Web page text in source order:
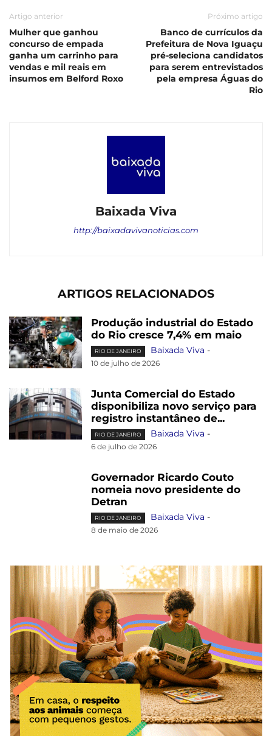
Artigo anterior
Mulher que ganhou
concurso de empada
ganha um carrinho para
vendas e mil reais em
insumos em Belford Roxo
Próximo artigo
Banco de currículos da
Prefeitura de Nova Iguaçu
pré-seleciona candidatos
para serem entrevistados
pela empresa Águas do
Rio
Baixada Viva
http://baixadavivanoticias.com
ARTIGOS RELACIONADOS
Produção industrial do Estado
do Rio cresce 7,4% em maio
RIO DE JANEIRO Baixada Viva -
10 de julho de 2026
Junta Comercial do Estado
disponibiliza novo serviço para
registro instantâneo de...
RIO DE JANEIRO Baixada Viva -
6 de julho de 2026
Governador Ricardo Couto
nomeia novo presidente do
Detran
RIO DE JANEIRO Baixada Viva -
8 de maio de 2026